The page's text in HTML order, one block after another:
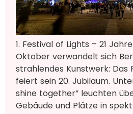
1. Festival of Lights – 21
Oktober verwandelt sich
strahlendes Kunstwerk: Das
feiert sein 20. Jubiläum.
shine together” leuchten
Gebäude und Plätze in